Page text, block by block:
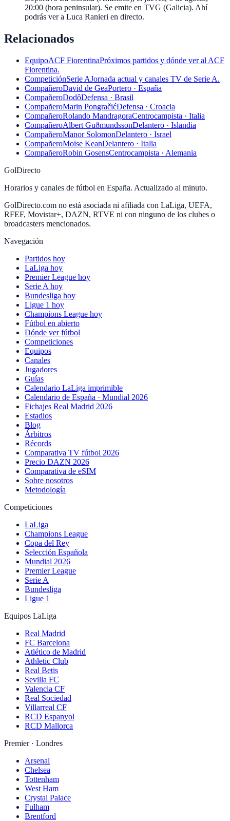
20:00 (hora peninsular). Se emite en TVG (Galicia). Ahí
podrás ver a Luca Ranieri en directo.
Relacionados
EquipoACF FiorentinaPróximos partidos y dónde ver al ACF
Fiorentina.
CompeticiónSerie AJornada actual y canales TV de Serie A.
CompañeroDavid de GeaPortero · España
CompañeroDodôDefensa · Brasil
CompañeroMarin PongračićDefensa · Croacia
CompañeroRolando MandragoraCentrocampista · Italia
CompañeroAlbert GuðmundssonDelantero · Islandia
CompañeroManor SolomonDelantero · Israel
CompañeroMoise KeanDelantero · Italia
CompañeroRobin GosensCentrocampista · Alemania
GolDirecto
Horarios y canales de fútbol en España. Actualizado al minuto.
GolDirecto.com no está asociada ni afiliada con LaLiga, UEFA,
RFEF, Movistar+, DAZN, RTVE ni con ninguno de los clubes o
broadcasters mencionados.
Navegación
Partidos hoy
LaLiga hoy
Premier League hoy
Serie A hoy
Bundesliga hoy
Ligue 1 hoy
Champions League hoy
Fútbol en abierto
Dónde ver fútbol
Competiciones
Equipos
Canales
Jugadores
Guías
Calendario LaLiga imprimible
Calendario de España · Mundial 2026
Fichajes Real Madrid 2026
Estadios
Blog
Árbitros
Récords
Comparativa TV fútbol 2026
Precio DAZN 2026
Comparativa de eSIM
Sobre nosotros
Metodología
Competiciones
LaLiga
Champions League
Copa del Rey
Selección Española
Mundial 2026
Premier League
Serie A
Bundesliga
Ligue 1
Equipos LaLiga
Real Madrid
FC Barcelona
Atlético de Madrid
Athletic Club
Real Betis
Sevilla FC
Valencia CF
Real Sociedad
Villarreal CF
RCD Espanyol
RCD Mallorca
Premier · Londres
Arsenal
Chelsea
Tottenham
West Ham
Crystal Palace
Fulham
Brentford